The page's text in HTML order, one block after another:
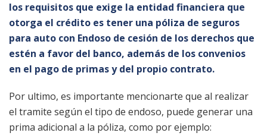
los requisitos que exige la entidad financiera que
otorga el crédito es tener una póliza de seguros
para auto con Endoso de cesión de los derechos que
estén a favor del banco, además de los convenios
en el pago de primas y del propio contrato.
Por ultimo, es importante mencionarte que al realizar
el tramite según el tipo de endoso, puede generar una
prima adicional a la póliza, como por ejemplo: